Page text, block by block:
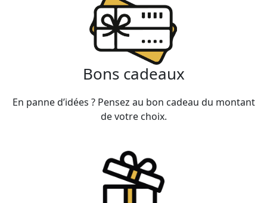
Bons cadeaux
En panne d’idées ? Pensez au bon cadeau du montant
de votre choix.